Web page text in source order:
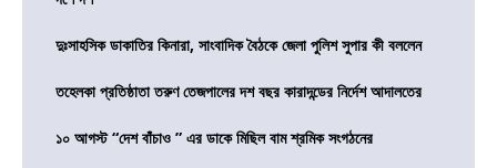
দুঃসাহসিক ডাকাতির কিনারা, সাংবাদিক বৈঠকে জেলা পুলিশ সুপার কী বললেন
তহেলকা প্রতিষ্ঠাতা তরুণ তেজপালের দশ বছর কারাদন্ডের নির্দেশ আদালতের
১০ আগস্ট “দেশ বাঁচাও ” এর ডাকে মিছিল বাম শ্রমিক সংগঠনের